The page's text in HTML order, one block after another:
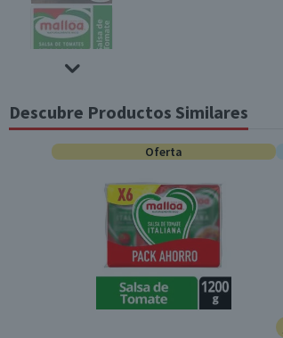
Descubre Productos Similares
Oferta